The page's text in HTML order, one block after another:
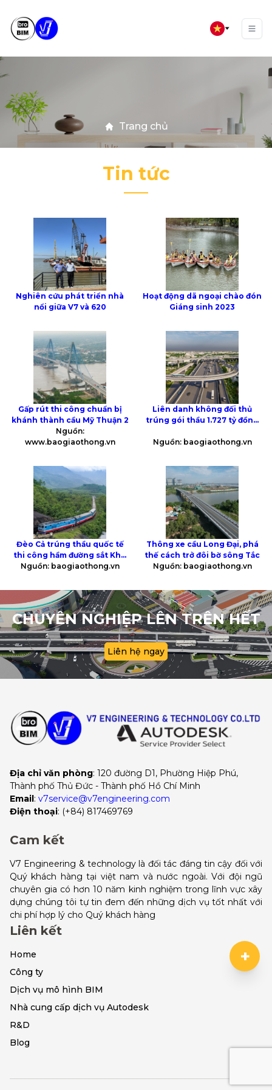
Trang chủ
Tin tức
Nghiên cứu phát triển nhà
nổi giữa V7 và 620
Hoạt động dã ngoại chào đón
Giáng sinh 2023
Gấp rút thi công chuẩn bị
khánh thành cầu Mỹ Thuận 2
Nguồn:
www.baogiaothong.vn
Liên danh không đối thủ
trúng gói thầu 1.727 tỷ đồng
Nguồn: baogiaothong.vn
Đèo Cả trúng thầu quốc tế
thi công hầm đường sắt Khe
Nét
Nguồn: baogiaothong.vn
Thông xe cầu Long Đại, phá
thế cách trở đôi bờ sông Tắc
Nguồn: baogiaothong.vn
CHUYÊN NGHIỆP LÊN TRÊN HẾT
Liên hệ ngay
Địa chỉ văn phòng: 120 đường D1, Phường Hiệp Phú,
Thành phố Thủ Đức - Thành phố Hồ Chí Minh
Email: v7service@v7engineering.com
Điện thoại: (+84) 817469769
Cam kết
V7 Engineering & technology là đối tác đáng tin cậy đối với
Quý khách hàng tại việt nam và nước ngoài. Với đội ngũ
chuyên gia có hơn 10 năm kinh nghiệm trong lĩnh vực xây
dựng chúng tôi tự tin đem đến những dịch vụ tốt nhất với
chi phí hợp lý cho Quý khách hàng
Liên kết
Home
Công ty
Dịch vụ mô hình BIM
Nhà cung cấp dịch vụ Autodesk
R&D
Blog
+